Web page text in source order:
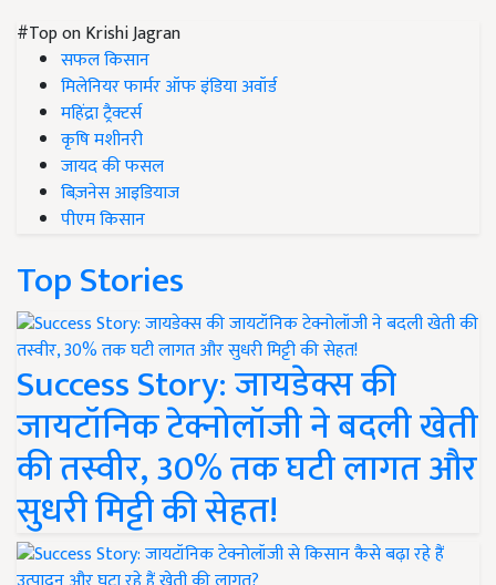
#Top on Krishi Jagran
सफल किसान
मिलेनियर फार्मर ऑफ इंडिया अवॉर्ड
महिंद्रा ट्रैक्टर्स
कृषि मशीनरी
जायद की फसल
बिज़नेस आइडियाज
पीएम किसान
Top Stories
Success Story: जायडेक्स की
जायटॉनिक टेक्नोलॉजी ने बदली खेती
की तस्वीर, 30% तक घटी लागत और
सुधरी मिट्टी की सेहत!